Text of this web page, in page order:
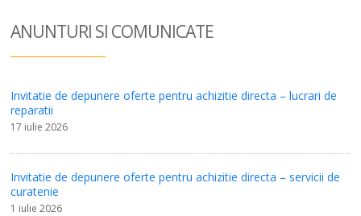
ANUNTURI SI COMUNICATE
Invitatie de depunere oferte pentru achizitie directa – lucrari de
reparatii
17 iulie 2026
Invitatie de depunere oferte pentru achizitie directa – servicii de
curatenie
1 iulie 2026